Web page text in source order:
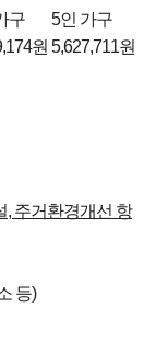
구
5인 가구
원 5,627,711원
, 주거환경개선 항
등)